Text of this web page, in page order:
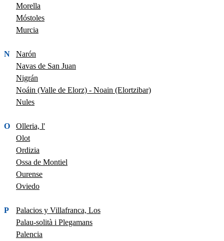
Morella
Móstoles
Murcia
N
Narón
Navas de San Juan
Nigrán
Noáin (Valle de Elorz) - Noain (Elortzibar)
Nules
O
Olleria, l'
Olot
Ordizia
Ossa de Montiel
Ourense
Oviedo
P
Palacios y Villafranca, Los
Palau-solità i Plegamans
Palencia